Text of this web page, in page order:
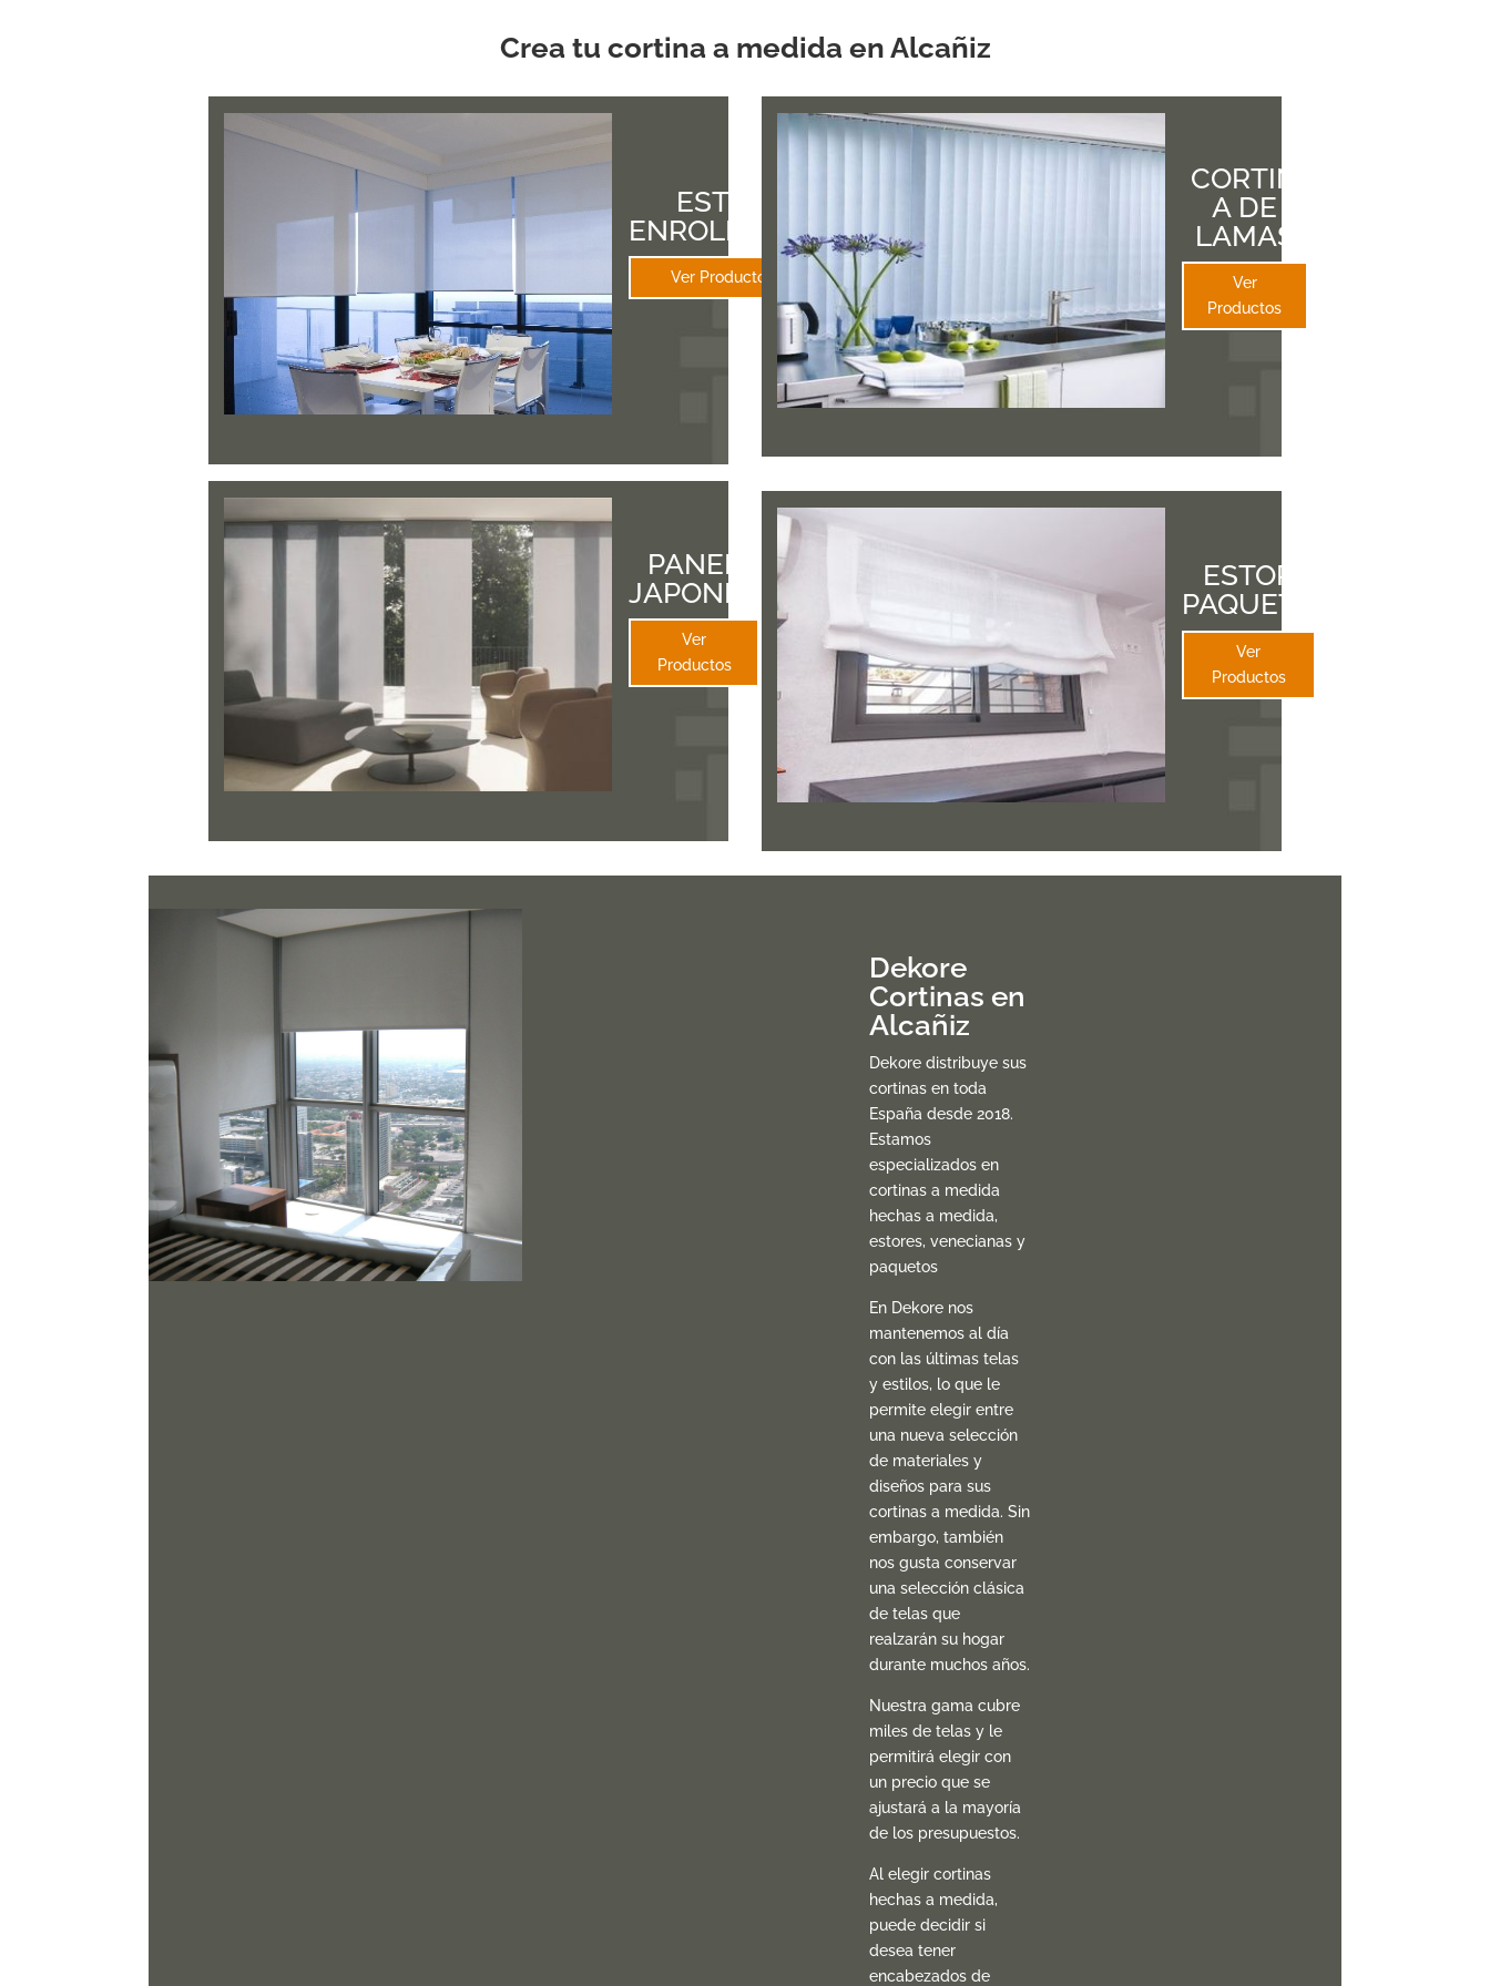
Crea tu cortina a medida en Alcañiz
ESTOR
ENROLLABLE
Ver Productos
PANEL
JAPONES
Ver
Productos
CORTIN
A DE
LAMAS
Ver
Productos
ESTOR
PAQUETO
Ver
Productos
Dekore
Cortinas en
Alcañiz
Dekore distribuye sus
cortinas en toda
España desde 2018.
Estamos
especializados en
cortinas a medida
hechas a medida,
estores, venecianas y
paquetos
En Dekore nos
mantenemos al día
con las últimas telas
y estilos, lo que le
permite elegir entre
una nueva selección
de materiales y
diseños para sus
cortinas a medida. Sin
embargo, también
nos gusta conservar
una selección clásica
de telas que
realzarán su hogar
durante muchos años.
Nuestra gama cubre
miles de telas y le
permitirá elegir con
un precio que se
ajustará a la mayoría
de los presupuestos.
Al elegir cortinas
hechas a medida,
puede decidir si
desea tener
encabezados de